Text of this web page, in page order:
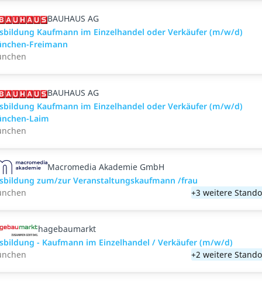
BAUHAUS AG
Kaufmann im Einzelhandel oder Verkäufer (m/w/d)
Freimann
BAUHAUS AG
Kaufmann im Einzelhandel oder Verkäufer (m/w/d)
Laim
Macromedia Akademie GmbH
zum/zur Veranstaltungs­kaufmann /frau
+3 weitere
hagebaumarkt
- Kaufmann im Einzelhandel / Verkäufer (m/w/d)
+2 weitere